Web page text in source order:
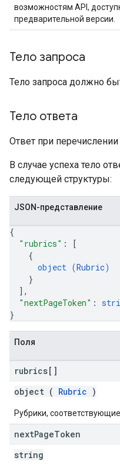
возможностям API,
предварительной версии.
Тело запроса
Тело запроса должно
Тело ответа
Ответ при перечислении
В случае успеха тело
следующей структуры:
JSON-представление
{
"rubrics" :
[
{
object (Rubric)
}
] ,
"nextPageToken" :
}
Поля
rubrics[]
object ( Rubric )
Рубрики,
nextPageToken
string